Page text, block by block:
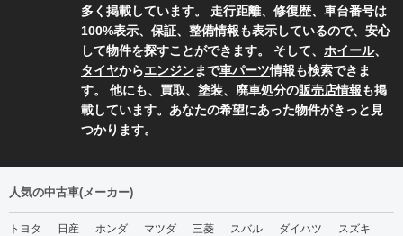
多く掲載しています。 走行距離、修復歴、車台番号は
100%表示、保証、整備情報も表示しているので、安心
して物件を探すことができます。 そして、 ホイール、
タイヤからエンジンまで車パーツ情報も検索できま
す。 他にも、買取、塗装、廃車処分の販売店情報も掲
載しています。あなたの希望にあった物件がきっと見
つかります。
人気の中古車(メーカー)
トヨタ 日産 ホンダ マツダ 三菱 スバル ダイハツ
スズキ